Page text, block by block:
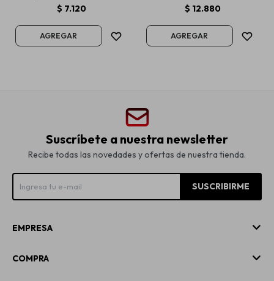
$ 7.120 $ 12.880
Suscríbete a nuestra newsletter
Recibe todas las novedades y ofertas de nuestra tienda.
SUSCRIBIRME
EMPRESA
COMPRA